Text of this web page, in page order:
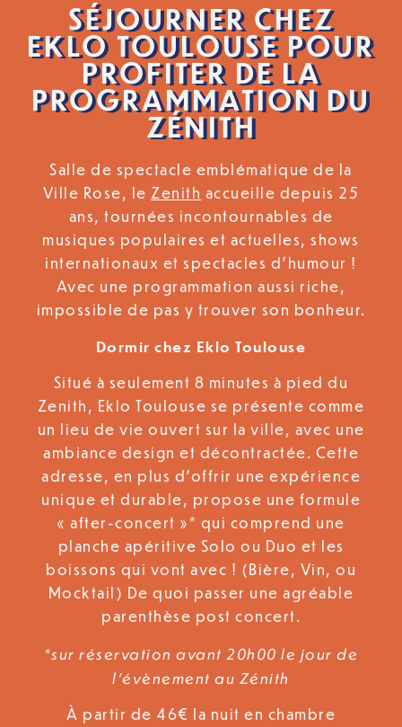
SÉJOURNER CHEZ
EKLO TOULOUSE POUR
PROFITER DE LA
PROGRAMMATION DU
ZÉNITH
Salle de spectacle emblématique de la
Ville Rose, leZenith accueille depuis 25
ans, tournées incontournables de
musiques populaires et actuelles, shows
internationaux et spectacles d’humour !
Avec une programmation aussi riche,
impossible de pas y trouver son bonheur.
Dormir chez Eklo Toulouse
Situé à seulement 8 minutes à pied du
Zenith, Eklo Toulouse se présente comme
un lieu de vie ouvert sur la ville, avec une
ambiance design et décontractée. Cette
adresse, en plus d’offrir une expérience
unique et durable, propose une formule
« after-concert »* qui comprend une
planche apéritive Solo ou Duo et les
boissons qui vont avec ! (Bière, Vin, ou
Mocktail) De quoi passer une agréable
parenthèse post concert.
*sur réservation avant 20h00 le jour de
l’évènement au Zénith
À partir de 46€ la nuit en chambre